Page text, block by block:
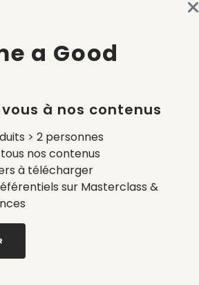
de
a Good
à nos contenus
> 2 personnes
nos contenus
à télécharger
sur Masterclass &